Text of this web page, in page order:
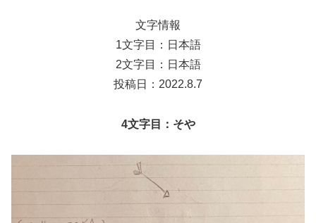
文字情報
1文字目：日本語
2文字目：日本語
投稿日：2022.8.7
4文字目：そや